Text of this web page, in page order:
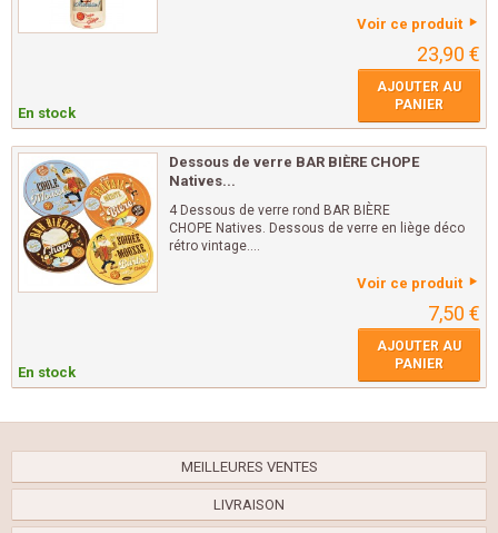
Voir ce produit
23,90 €
En stock
AJOUTER AU
PANIER
Dessous de verre BAR BIÈRE CHOPE
Natives...
4 Dessous de verre rond BAR BIÈRE
CHOPE Natives. Dessous de verre en liège déco
rétro vintage....
Voir ce produit
7,50 €
En stock
AJOUTER AU
PANIER
MEILLEURES VENTES
LIVRAISON